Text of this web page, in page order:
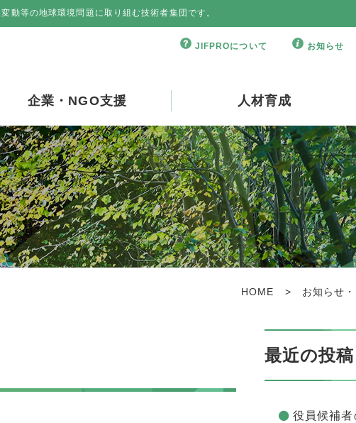
動等の地球環境問題に取り組む技術者集団です。
JIFPROについて お知らせ
企業・NGO支援 人材育成
HOME > お知らせ
最近の投稿
役員候補者